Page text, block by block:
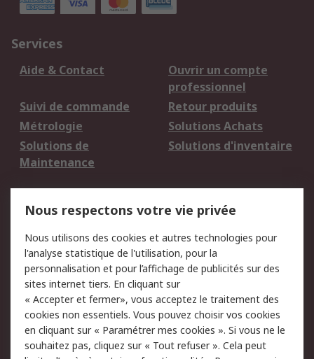
Services
Aide & Contact
Ouvrir un compte
professionnel
Suivi de commande
Retour produits
Métrologie
Solutions Achats
Solutions de
Maintenance
Solutions d'inventaire
du site
Politique de protection
des données - Mise à
jour
Sécurité des E-mails
Conditions générales
de vente
Politique anti-
corruption
Campagnes marketing
Nous respectons votre vie privée
Nous utilisons des cookies et autres technologies pour
l'analyse statistique de l'utilisation, pour la
personnalisation et pour l’affichage de publicités sur des
sites internet tiers. En cliquant sur
« Accepter et fermer», vous acceptez le traitement des
cookies non essentiels. Vous pouvez choisir vos cookies
en cliquant sur « Paramétrer mes cookies ». Si vous ne le
souhaitez pas, cliquez sur « Tout refuser ». Cela peut